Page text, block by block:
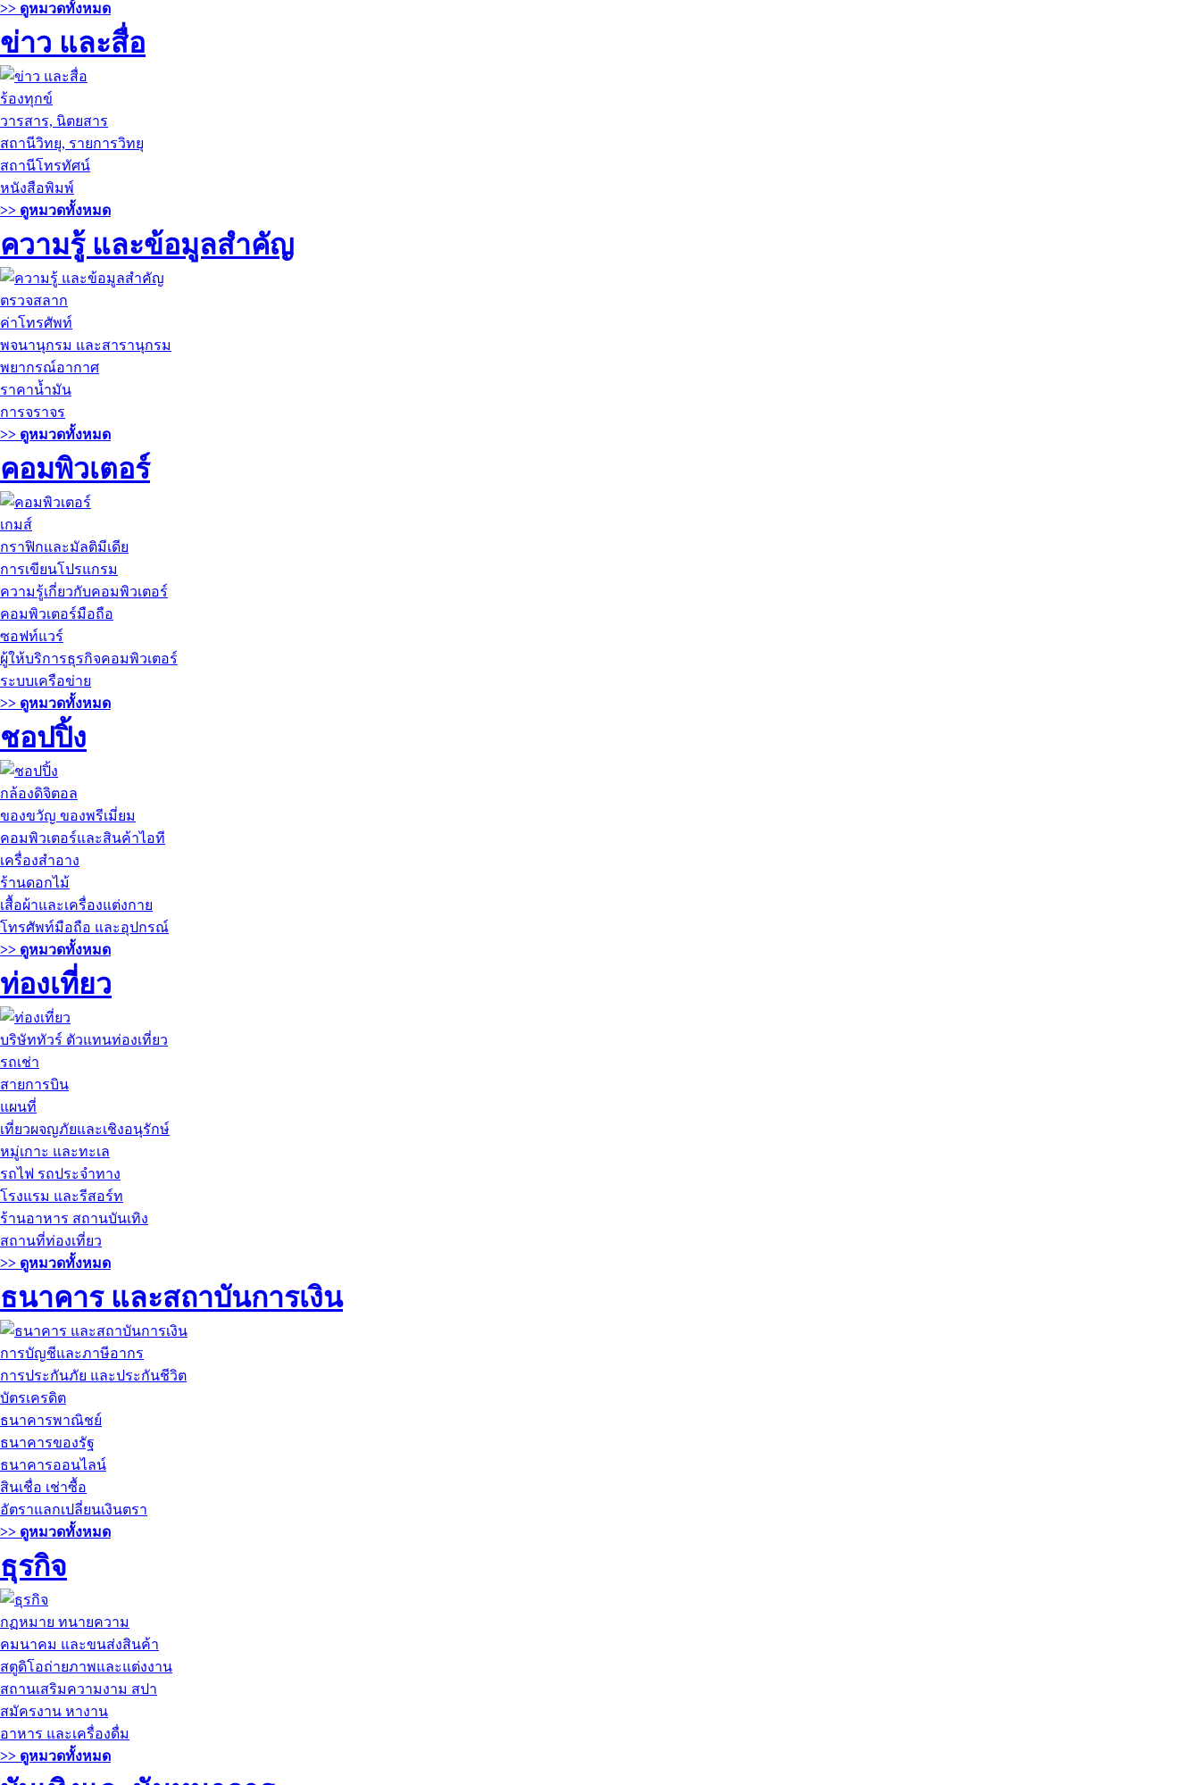
>> ดูหมวดทั้งหมด
ข่าว และสื่อ
ร้องทุกข์
วารสาร, นิตยสาร
สถานีวิทยุ, รายการวิทยุ
สถานีโทรทัศน์
หนังสือพิมพ์
>> ดูหมวดทั้งหมด
ความรู้ และข้อมูลสำคัญ
ตรวจสลาก
ค่าโทรศัพท์
พจนานุกรม และสารานุกรม
พยากรณ์อากาศ
ราคาน้ำมัน
การจราจร
>> ดูหมวดทั้งหมด
คอมพิวเตอร์
เกมส์
กราฟิกและมัลติมีเดีย
การเขียนโปรแกรม
ความรู้เกี่ยวกับคอมพิวเตอร์
คอมพิวเตอร์มือถือ
ซอฟท์แวร์
ผู้ให้บริการธุรกิจคอมพิวเตอร์
ระบบเครือข่าย
>> ดูหมวดทั้งหมด
ชอปปิ้ง
กล้องดิจิตอล
ของขวัญ ของพรีเมี่ยม
คอมพิวเตอร์และสินค้าไอที
เครื่องสำอาง
ร้านดอกไม้
เสื้อผ้าและเครื่องแต่งกาย
โทรศัพท์มือถือ และอุปกรณ์
>> ดูหมวดทั้งหมด
ท่องเที่ยว
บริษัททัวร์ ตัวแทนท่องเที่ยว
รถเช่า
สายการบิน
แผนที่
เที่ยวผจญภัยและเชิงอนุรักษ์
หมู่เกาะ และทะเล
รถไฟ รถประจำทาง
โรงแรม และรีสอร์ท
ร้านอาหาร สถานบันเทิง
สถานที่ท่องเที่ยว
>> ดูหมวดทั้งหมด
ธนาคาร และสถาบันการเงิน
การบัญชีและภาษีอากร
การประกันภัย และประกันชีวิต
บัตรเครดิต
ธนาคารพาณิชย์
ธนาคารของรัฐ
ธนาคารออนไลน์
สินเชื่อ เช่าซื้อ
อัตราแลกเปลี่ยนเงินตรา
>> ดูหมวดทั้งหมด
ธุรกิจ
กฏหมาย ทนายความ
คมนาคม และขนส่งสินค้า
สตูดิโอถ่ายภาพและแต่งงาน
สถานเสริมความงาม สปา
สมัครงาน หางาน
อาหาร และเครื่องดื่ม
>> ดูหมวดทั้งหมด